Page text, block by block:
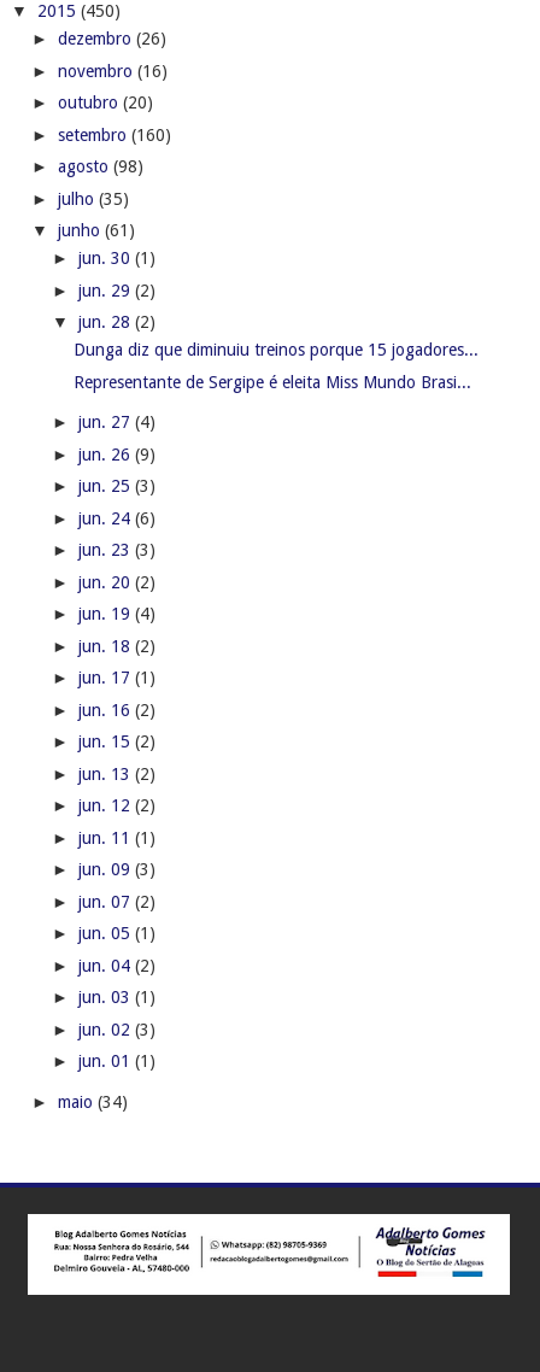
▼ 2015 (450)
► dezembro (26)
► novembro (16)
► outubro (20)
► setembro (160)
► agosto (98)
► julho (35)
▼ junho (61)
► jun. 30 (1)
► jun. 29 (2)
▼ jun. 28 (2)
Dunga diz que diminuiu treinos porque 15 jogadores...
Representante de Sergipe é eleita Miss Mundo Brasi...
► jun. 27 (4)
► jun. 26 (9)
► jun. 25 (3)
► jun. 24 (6)
► jun. 23 (3)
► jun. 20 (2)
► jun. 19 (4)
► jun. 18 (2)
► jun. 17 (1)
► jun. 16 (2)
► jun. 15 (2)
► jun. 13 (2)
► jun. 12 (2)
► jun. 11 (1)
► jun. 09 (3)
► jun. 07 (2)
► jun. 05 (1)
► jun. 04 (2)
► jun. 03 (1)
► jun. 02 (3)
► jun. 01 (1)
► maio (34)